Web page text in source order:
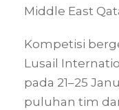
Middle East
Kompetisi
Lusail
pada 21–25
puluhan tim